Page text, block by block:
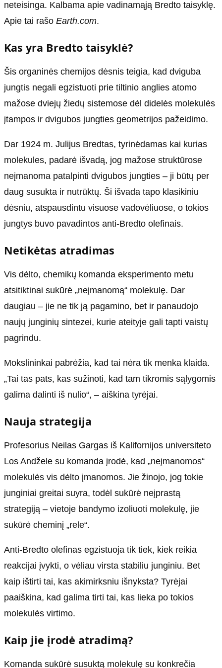
neteisinga. Kalbama apie vadinamąją Bredto taisyklę.
Apie tai rašo Earth.com.
Kas yra Bredto taisyklė?
Šis organinės chemijos dėsnis teigia, kad dviguba
jungtis negali egzistuoti prie tiltinio anglies atomo
mažose dviejų žiedų sistemose dėl didelės molekulės
įtampos ir dvigubos jungties geometrijos pažeidimo.
Dar 1924 m. Julijus Bredtas, tyrinėdamas kai kurias
molekules, padarė išvadą, jog mažose struktūrose
neįmanoma patalpinti dvigubos jungties – ji būtų per
daug susukta ir nutrūktų. Ši išvada tapo klasikiniu
dėsniu, atspausdintu visuose vadovėliuose, o tokios
jungtys buvo pavadintos anti-Bredto olefinais.
Netikėtas atradimas
Vis dėlto, chemikų komanda eksperimento metu
atsitiktinai sukūrė „neįmanomą“ molekulę. Dar
daugiau – jie ne tik ją pagamino, bet ir panaudojo
naujų junginių sintezei, kurie ateityje gali tapti vaistų
pagrindu.
Mokslininkai pabrėžia, kad tai nėra tik menka klaida.
„Tai tas pats, kas sužinoti, kad tam tikromis sąlygomis
galima dalinti iš nulio“, – aiškina tyrėjai.
Nauja strategija
Profesorius Neilas Gargas iš Kalifornijos universiteto
Los Andžele su komanda įrodė, kad „neįmanomos“
molekulės vis dėlto įmanomos. Jie žinojo, jog tokie
junginiai greitai suyra, todėl sukūrė neįprastą
strategiją – vietoje bandymo izoliuoti molekulę, jie
sukūrė cheminį „rele“.
Anti-Bredto olefinas egzistuoja tik tiek, kiek reikia
reakcijai įvykti, o vėliau virsta stabiliu junginiu. Bet
kaip ištirti tai, kas akimirksniu išnyksta? Tyrėjai
paaiškina, kad galima tirti tai, kas lieka po tokios
molekulės virtimo.
Kaip jie įrodė atradimą?
Komanda sukūrė susuktą molekulę su konkrečia